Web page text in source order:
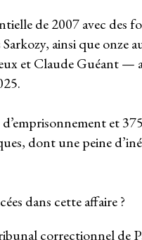
de 2007 avec des
ainsi que onze
et Claude Guéant —
et
dont une peine
dans cette affaire ?
correctionnel de